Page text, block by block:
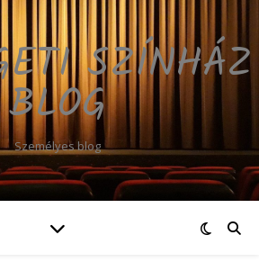
SZÍNHÁZ
BLOG
Személyes blog